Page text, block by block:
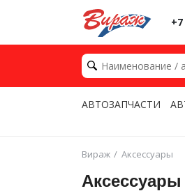
АВТОЗАПЧАСТИ
Вираж Аксессуары
Аксессуары